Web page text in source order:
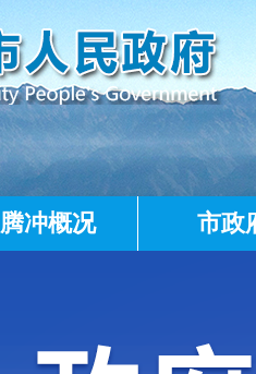
腾冲概况 市政